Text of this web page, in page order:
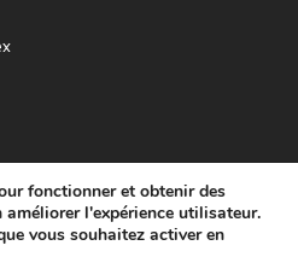
de l'Ouest © www.tco.re -2026.
personnelles
Mentions légales
fonctionner et obtenir des
l'expérience utilisateur.
vous souhaitez activer en